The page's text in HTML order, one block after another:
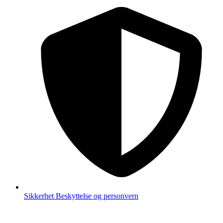
Sikkerhet Beskyttelse og personvern